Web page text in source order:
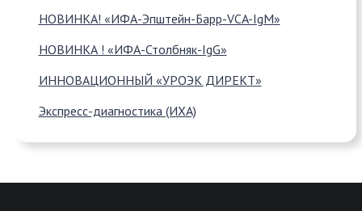
НОВИНКА! «ИФА-Эпштейн-Барр-VCA-IgM»
НОВИНКА ! «ИФА-Столбняк-IgG»
ИННОВАЦИОННЫЙ «УРОЭК ДИРЕКТ»
Экспресс-диагностика (ИХА)